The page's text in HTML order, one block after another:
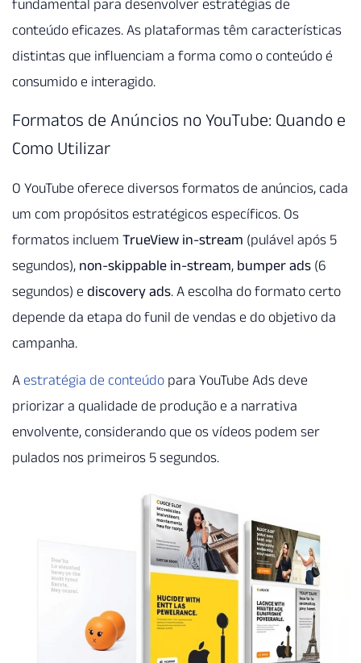
fundamental para desenvolver estratégias de
conteúdo eficazes. As plataformas têm características
distintas que influenciam a forma como o conteúdo é
consumido e interagido.
Formatos de Anúncios no YouTube: Quando e
Como Utilizar
O YouTube oferece diversos formatos de anúncios, cada
um com propósitos estratégicos específicos. Os
formatos incluem TrueView in-stream (pulável após 5
segundos), non-skippable in-stream, bumper ads (6
segundos) e discovery ads. A escolha do formato certo
depende da etapa do funil de vendas e do objetivo da
campanha.
A estratégia de conteúdo para YouTube Ads deve
priorizar a qualidade de produção e a narrativa
envolvente, considerando que os vídeos podem ser
pulados nos primeiros 5 segundos.